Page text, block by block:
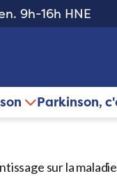
9h-16h HNE
Parkinson,
sur la